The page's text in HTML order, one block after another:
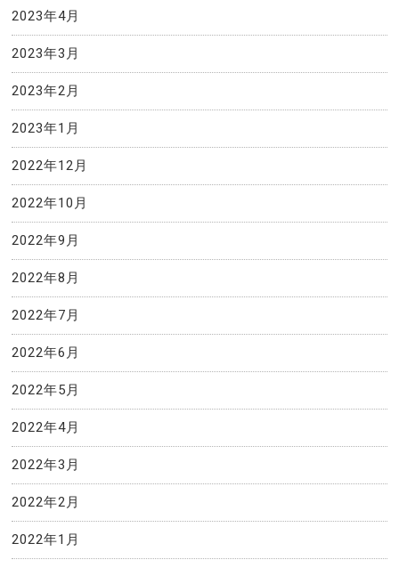
2023年4月
2023年3月
2023年2月
2023年1月
2022年12月
2022年10月
2022年9月
2022年8月
2022年7月
2022年6月
2022年5月
2022年4月
2022年3月
2022年2月
2022年1月